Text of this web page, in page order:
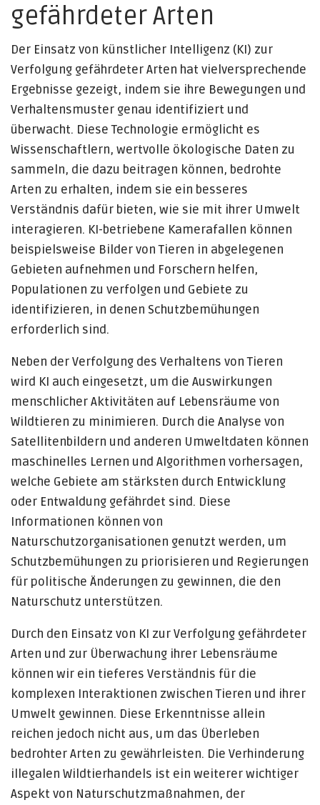
gefährdeter Arten
Der Einsatz von künstlicher Intelligenz (KI) zur
Verfolgung gefährdeter Arten hat vielversprechende
Ergebnisse gezeigt, indem sie ihre Bewegungen und
Verhaltensmuster genau identifiziert und
überwacht. Diese Technologie ermöglicht es
Wissenschaftlern, wertvolle ökologische Daten zu
sammeln, die dazu beitragen können, bedrohte
Arten zu erhalten, indem sie ein besseres
Verständnis dafür bieten, wie sie mit ihrer Umwelt
interagieren. KI-betriebene Kamerafallen können
beispielsweise Bilder von Tieren in abgelegenen
Gebieten aufnehmen und Forschern helfen,
Populationen zu verfolgen und Gebiete zu
identifizieren, in denen Schutzbemühungen
erforderlich sind.
Neben der Verfolgung des Verhaltens von Tieren
wird KI auch eingesetzt, um die Auswirkungen
menschlicher Aktivitäten auf Lebensräume von
Wildtieren zu minimieren. Durch die Analyse von
Satellitenbildern und anderen Umweltdaten können
maschinelles Lernen und Algorithmen vorhersagen,
welche Gebiete am stärksten durch Entwicklung
oder Entwaldung gefährdet sind. Diese
Informationen können von
Naturschutzorganisationen genutzt werden, um
Schutzbemühungen zu priorisieren und Regierungen
für politische Änderungen zu gewinnen, die den
Naturschutz unterstützen.
Durch den Einsatz von KI zur Verfolgung gefährdeter
Arten und zur Überwachung ihrer Lebensräume
können wir ein tieferes Verständnis für die
komplexen Interaktionen zwischen Tieren und ihrer
Umwelt gewinnen. Diese Erkenntnisse allein
reichen jedoch nicht aus, um das Überleben
bedrohter Arten zu gewährleisten. Die Verhinderung
illegalen Wildtierhandels ist ein weiterer wichtiger
Aspekt von Naturschutzmaßnahmen, der